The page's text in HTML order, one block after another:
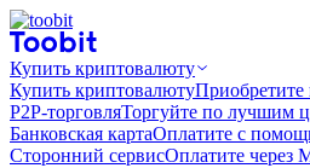
Купить криптовалюту
Купить криптовалюту
P2P-торговляТоргуйте по лучшим
Банковская картаОплатите с
Сторонний сервисОплатите через